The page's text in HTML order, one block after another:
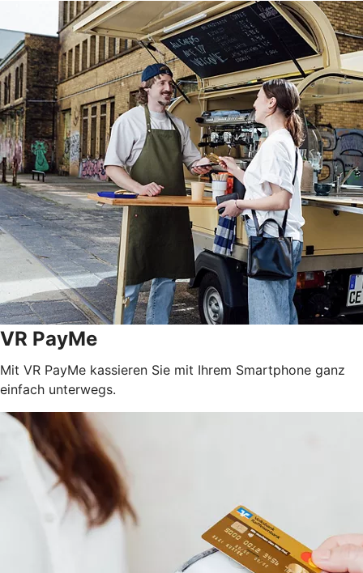
VR PayMe
Mit VR PayMe kassieren Sie mit Ihrem Smartphone ganz
einfach unterwegs.